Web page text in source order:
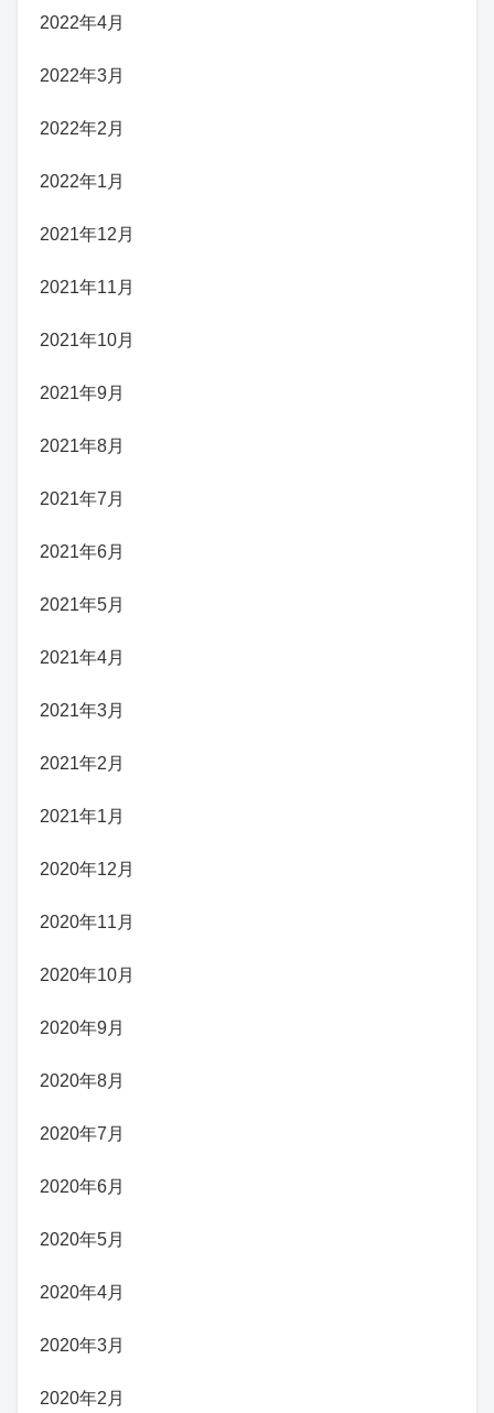
2022年4月
2022年3月
2022年2月
2022年1月
2021年12月
2021年11月
2021年10月
2021年9月
2021年8月
2021年7月
2021年6月
2021年5月
2021年4月
2021年3月
2021年2月
2021年1月
2020年12月
2020年11月
2020年10月
2020年9月
2020年8月
2020年7月
2020年6月
2020年5月
2020年4月
2020年3月
2020年2月